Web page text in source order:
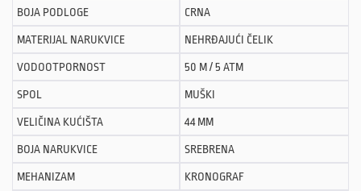
BOJA PODLOGE CRNA
MATERIJAL NARUKVICE NEHRĐAJUĆI ČELIK
VODOOTPORNOST 50 M / 5 ATM
SPOL MUŠKI
VELIČINA KUĆIŠTA 44 MM
BOJA NARUKVICE SREBRENA
MEHANIZAM KRONOGRAF